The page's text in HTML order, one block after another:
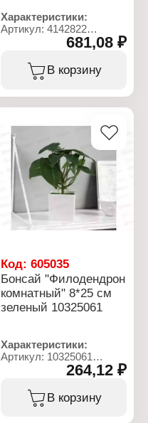
Характеристики:
Артикул: 4142822
Декоративное украшение
Вариация: Бонсай
Дизайн: Искусственный
Вид: в горшке
Размер: 10х29 см
Материал: пластик
Цвет: в ассортименте
681,08 ₽
В корзину
Код:605035
Бонсай "Филодендрон
комнатный" 8*25 см
зеленый 10325061
Характеристики:
Артикул: 10325061
Декоративное украшение
Дизайн: Искусственный
цветок
264,12 ₽
В корзину